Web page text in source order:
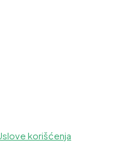
korišćenja